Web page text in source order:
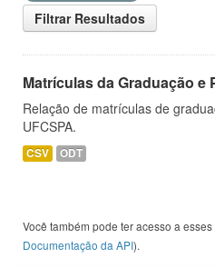
Filtrar Resultados
Matrículas da Graduação e
Relação de matrículas de
UFCSPA.
CSV ODT
Você também pode ter acesso a
Documentação da API).